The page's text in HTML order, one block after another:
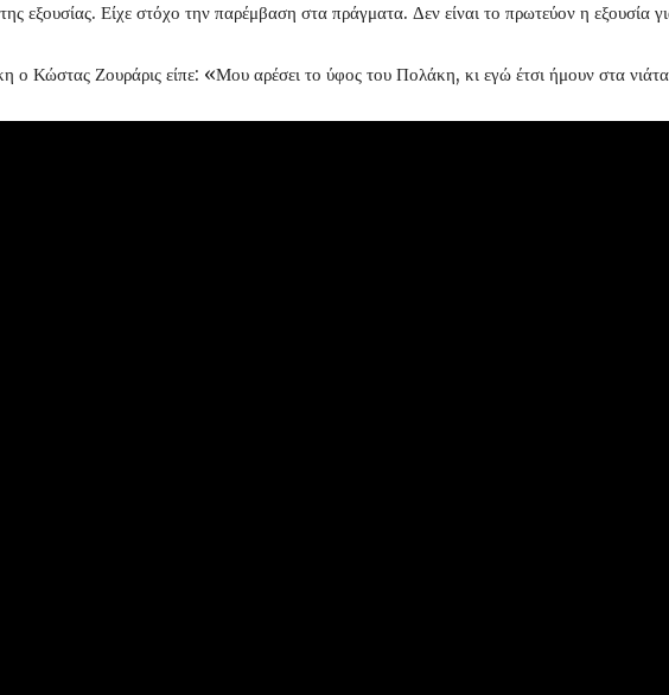
εξουσίας. Είχε στόχο την παρέμβαση στα πράγματα. Δεν είναι το πρωτεύον η εξουσία
ο Κώστας Ζουράρις είπε: «Μου αρέσει το ύφος του Πολάκη, κι εγώ έτσι ήμουν στα